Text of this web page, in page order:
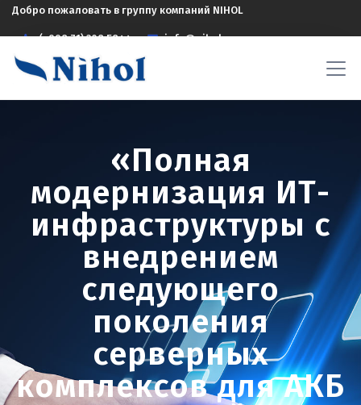
Добро пожаловать в группу компаний NIHOL
(+998 71) 208 5844 info@nihol.uz
«Полная
модернизация ИТ-
инфраструктуры с
внедрением
следующего
поколения
серверных
комплексов для АКБ